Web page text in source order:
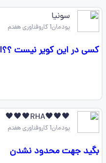
سونیا
پودمان1 کاروفناوری هفتم
کسی در این کویر نیست ؟؟!
🖤🖤🖤RHA🖤🖤🖤
پودمان1 کاروفناوری هفتم
بگید جهت محدود نشدن